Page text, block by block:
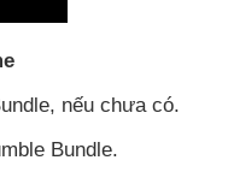
, nếu chưa có.
Bundle.